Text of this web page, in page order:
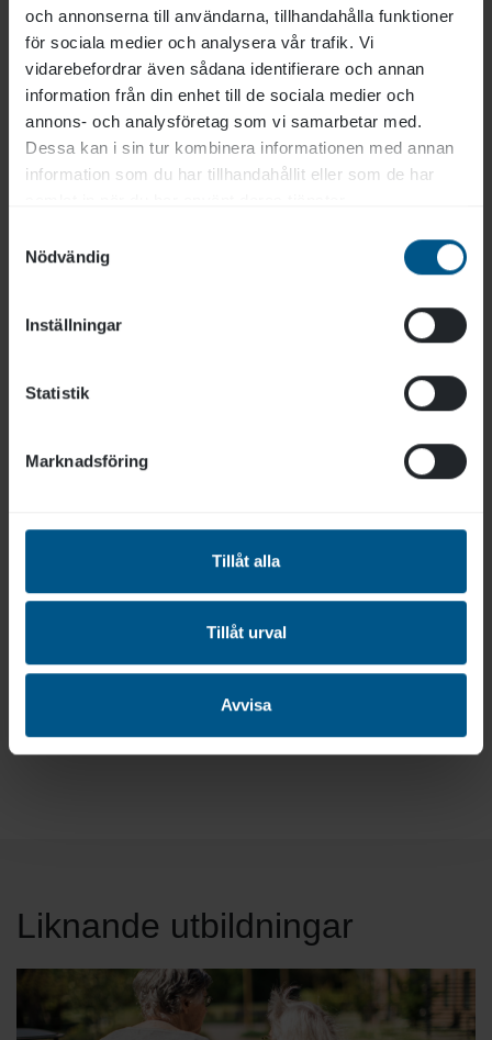
och annonserna till användarna, tillhandahålla funktioner
för sociala medier och analysera vår trafik. Vi
vidarebefordrar även sådana identifierare och annan
information från din enhet till de sociala medier och
annons- och analysföretag som vi samarbetar med.
Dessa kan i sin tur kombinera informationen med annan
information som du har tillhandahållit eller som de har
Nödvändig
Inställningar
Statistik
Marknadsföring
Tillåt alla
Tillåt urval
Avvisa
Pris
1 650 kr
Längd: 1/2 dag
Online
eller avdelning
Liknande utbildningar